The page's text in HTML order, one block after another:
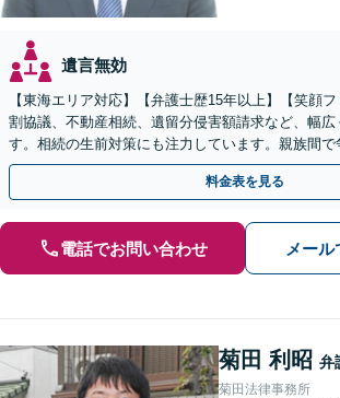
遺言無効
【東海エリア対応】【弁護士歴15年以上】【笑顔
割協議、不動産相続、遺留分侵害額請求など、幅広
す。相続の生前対策にも注力しています。親族間で
にも、お早めにご相談ください。【初回面談無料】
料金表を見る
電話でお問い合わせ メー
菊田 利昭 弁
菊田法律事務所